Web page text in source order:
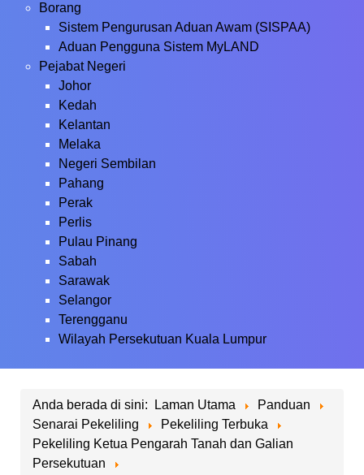
Borang
Sistem Pengurusan Aduan Awam (SISPAA)
Aduan Pengguna Sistem MyLAND
Pejabat Negeri
Johor
Kedah
Kelantan
Melaka
Negeri Sembilan
Pahang
Perak
Perlis
Pulau Pinang
Sabah
Sarawak
Selangor
Terengganu
Wilayah Persekutuan Kuala Lumpur
Anda berada di sini: Laman Utama
Panduan
Senarai Pekeliling
Pekeliling Terbuka
Pekeliling Ketua Pengarah Tanah dan Galian
Persekutuan